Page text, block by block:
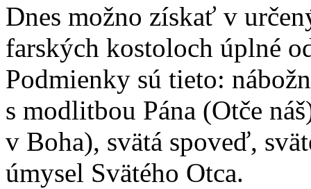
Dnes možno získať v
farských kostoloch úplné
Podmienky sú tieto:
s modlitbou Pána (Otče
v Boha), svätá spoveď,
úmysel Svätého Otca.